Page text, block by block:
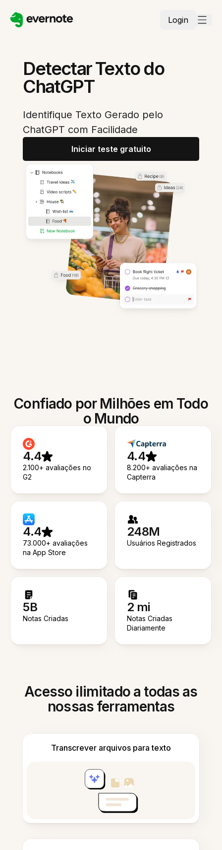
Login
Detectar Texto do
ChatGPT
Identifique Texto Gerado pelo
ChatGPT com Facilidade
Iniciar teste gratuito
Confiado por Milhões em Todo
o Mundo
4.4
2.100+ avaliações no
G2
4.4
8.200+ avaliações na
Capterra
4.4
73.000+ avaliações
na App Store
248M
Usuários Registrados
5B
Notas Criadas
2 mi
Notas Criadas
Diariamente
Acesso ilimitado a todas as
nossas ferramentas
Transcrever arquivos para texto